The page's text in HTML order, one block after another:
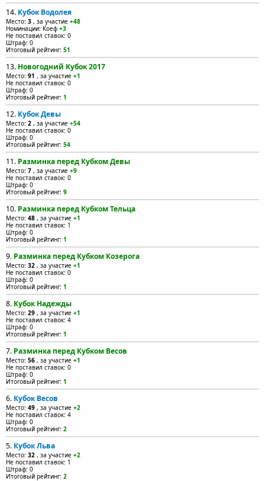
14. Кубок Водолея
Место: 3 , за участие +48
Номинации: Коеф +3
Не поставил ставок: 0
Штраф: 0
Итоговый рейтинг: 51
13. Новогодний Кубок 2017
Место: 91 , за участие +1
Не поставил ставок: 0
Штраф: 0
Итоговый рейтинг: 1
12. Кубок Девы
Место: 2 , за участие +54
Не поставил ставок: 0
Штраф: 0
Итоговый рейтинг: 54
11. Разминка перед Кубком Девы
Место: 7 , за участие +9
Не поставил ставок: 0
Штраф: 0
Итоговый рейтинг: 9
10. Разминка перед Кубком Тельца
Место: 48 , за участие +1
Не поставил ставок: 1
Штраф: 0
Итоговый рейтинг: 1
9. Разминка перед Кубком Козерога
Место: 32 , за участие +1
Не поставил ставок: 0
Штраф: 0
Итоговый рейтинг: 1
8. Кубок Надежды
Место: 29 , за участие +1
Не поставил ставок: 4
Штраф: 0
Итоговый рейтинг: 1
7. Разминка перед Кубком Весов
Место: 56 , за участие +1
Не поставил ставок: 0
Штраф: 0
Итоговый рейтинг: 1
6. Кубок Весов
Место: 49 , за участие +2
Не поставил ставок: 4
Штраф: 0
Итоговый рейтинг: 2
5. Кубок Льва
Место: 32 , за участие +2
Не поставил ставок: 1
Штраф: 0
Итоговый рейтинг: 2